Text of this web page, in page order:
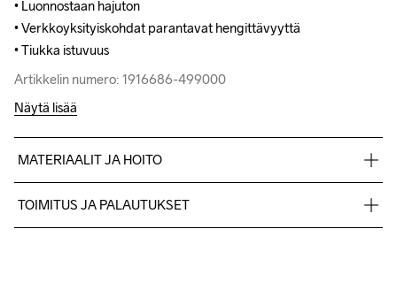
• Luonnostaan hajuton
• Verkkoyksityiskohdat parantavat hengittävyyttä
• Tiukka istuvuus
Artikkelin numero: 1916686-499000
• Luonnostaan hajuton
• Verkkoyksityiskohdat parantavat hengittävyyttä
• Tiukka istuvuus
Artikkelin numero: 1916686-499000
Näytä lisää
MATERIAALIT JA HOITO
polyesteri, 28% Villa
TOIMITUS JA PALAUTUKSET